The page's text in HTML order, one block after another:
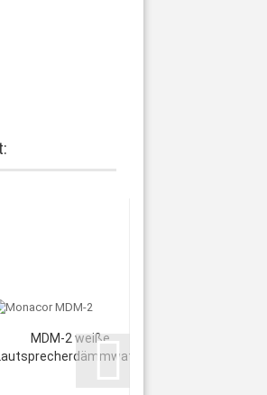
MDM-2 weiße